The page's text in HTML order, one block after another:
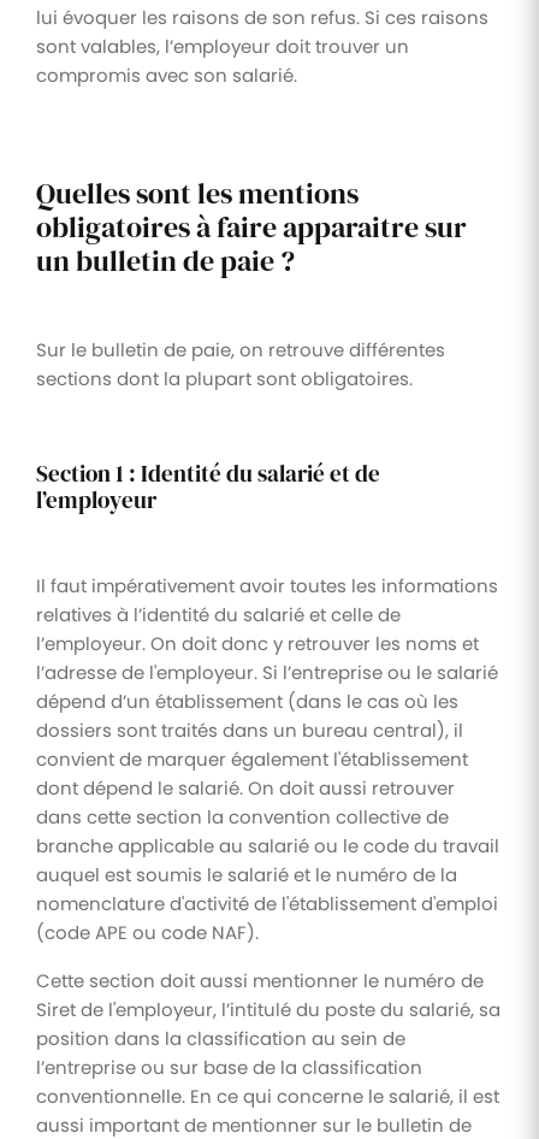
lui évoquer les raisons de son refus. Si ces raisons
sont valables, l’employeur doit trouver un
compromis avec son salarié.
Quelles sont les mentions
obligatoires à faire apparaitre sur
un bulletin de paie ?
Sur le bulletin de paie, on retrouve différentes
sections dont la plupart sont obligatoires.
Section 1 : Identité du salarié et de
l’employeur
Il faut impérativement avoir toutes les informations
relatives à l’identité du salarié et celle de
l’employeur. On doit donc y retrouver les noms et
l’adresse de l'employeur. Si l’entreprise ou le salarié
dépend d’un établissement (dans le cas où les
dossiers sont traités dans un bureau central), il
convient de marquer également l'établissement
dont dépend le salarié. On doit aussi retrouver
dans cette section la convention collective de
branche applicable au salarié ou le code du travail
auquel est soumis le salarié et le numéro de la
nomenclature d'activité de l'établissement d'emploi
(code APE ou code NAF).
Cette section doit aussi mentionner le numéro de
Siret de l'employeur, l’intitulé du poste du salarié, sa
position dans la classification au sein de
l’entreprise ou sur base de la classification
conventionnelle. En ce qui concerne le salarié, il est
aussi important de mentionner sur le bulletin de